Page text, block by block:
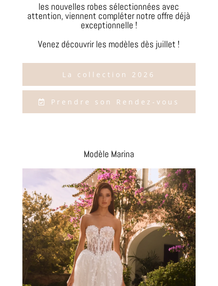
les nouvelles robes sélectionnées avec
attention, viennent compléter notre offre déjà
exceptionnelle !
Venez découvrir les modèles dès juillet !
La collection 2026
Prendre son Rendez-vous
Modèle Marina